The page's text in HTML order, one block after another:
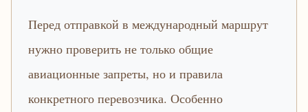
Перед отправкой в международный маршрут
нужно проверить не только общие
авиационные запреты, но и правила
конкретного перевозчика. Особенно